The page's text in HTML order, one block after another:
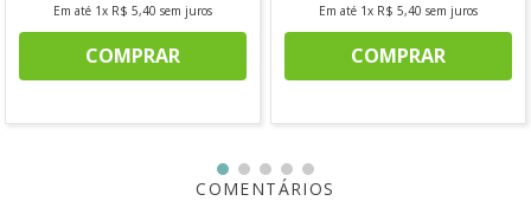
Em até 1x R$ 5,40 sem juros
COMPRAR
Em até 1x R$ 5,40 sem juros
COMPRAR
COMENTÁRIOS